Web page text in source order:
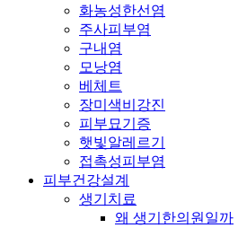
화농성한선염
주사피부염
구내염
모낭염
베체트
장미색비강진
피부묘기증
햇빛알레르기
접촉성피부염
피부건강설계
생기치료
왜 생기한의원일까